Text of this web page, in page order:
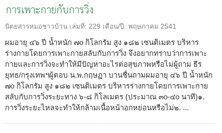
การเพาะกายกับการวิ่ง
นิตยสารหมอชาวบ้าน เล่มที่: 229 เดือน/ปี: พฤษภาคม 2541
ผมอายุ ๔๖ ปี น้ำหนัก ๗o กิโลกรัม สูง ๑๘๒ เซนติเมตร บริหาร
ร่างกายโดยการเพาะกายสลับกับการวิ่ง จึงอยากทราบว่าการเพาะ
กายและการวิ่งจะทำให้มีปัญหาอะไรต่อสุขภาพหรือไม่ผู้ถาม ธีร
ยุทธ/กรุงเทพฯผู้ตอบ น.พ.กฤษฏา บานชื่นถามผมอายุ ๔๖ ปี น้ำหนัก
๗o กิโลกรัม สูง ๑๘๒ เซนติเมตร บริหารร่างกายโดยการเพาะกาย
สลับกับการวิ่งระยะทาง ๖-๘ กิโลเมตร (ประมาณ ๓o-๔o นาที)๑.
การวิ่งระยะไหลจะทำให้กล้ามเนื้อหน้าอกหย่อนหรือไม่๒. ...